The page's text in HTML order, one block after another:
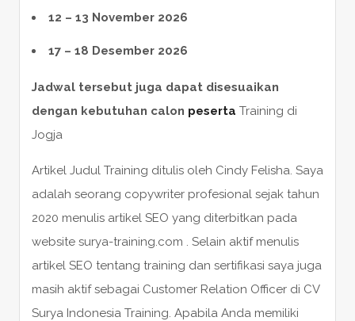
12 – 13 November 2026
17 – 18 Desember 2026
Jadwal tersebut juga dapat disesuaikan
dengan kebutuhan calon peserta Training di
Jogja
Artikel Judul Training ditulis oleh Cindy Felisha. Saya
adalah seorang copywriter profesional sejak tahun
2020 menulis artikel SEO yang diterbitkan pada
website surya-training.com . Selain aktif menulis
artikel SEO tentang training dan sertifikasi saya juga
masih aktif sebagai Customer Relation Officer di CV
Surya Indonesia Training. Apabila Anda memiliki